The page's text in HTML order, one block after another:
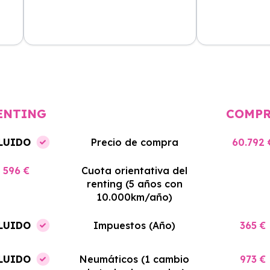
Precio de compra 60.792
596 €
Cuota orientativa del
renting (5 años con
10.000km/año)
Impuestos (Año) 365 €
Neumáticos (1 cambio
973 €